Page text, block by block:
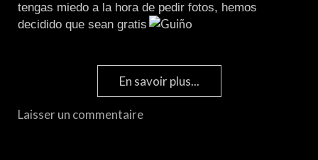
tengas miedo a la hora de pedir fotos, hemos
decidido que sean gratis
En savoir plus...
Laisser un commentaire